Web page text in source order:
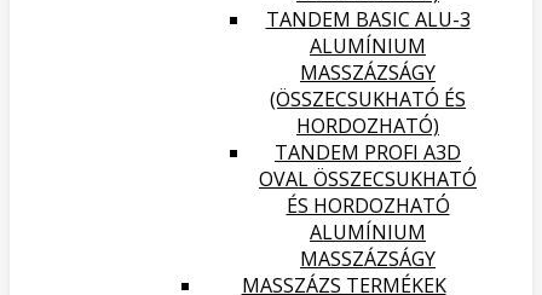
TANDEM BASIC ALU-3
ALUMÍNIUM
MASSZÁZSÁGY
(ÖSSZECSUKHATÓ ÉS
HORDOZHATÓ)
TANDEM PROFI A3D
OVAL ÖSSZECSUKHATÓ
ÉS HORDOZHATÓ
ALUMÍNIUM
MASSZÁZSÁGY
MASSZÁZS TERMÉKEK